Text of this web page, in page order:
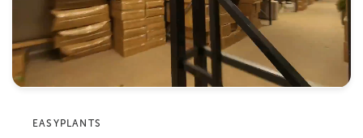
Adatto per interni
Categoria
prodotto
fiori artificiali
Indirizzo email
Product
Sku
EASYPLANTS